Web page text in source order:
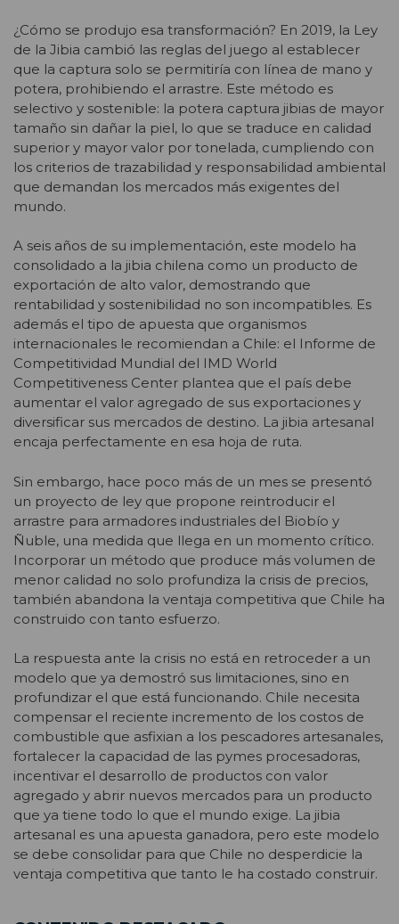
¿Cómo se produjo esa transformación? En 2019, la Ley
de la Jibia cambió las reglas del juego al establecer
que la captura solo se permitiría con línea de mano y
potera, prohibiendo el arrastre. Este método es
selectivo y sostenible: la potera captura jibias de mayor
tamaño sin dañar la piel, lo que se traduce en calidad
superior y mayor valor por tonelada, cumpliendo con
los criterios de trazabilidad y responsabilidad ambiental
que demandan los mercados más exigentes del
mundo.
A seis años de su implementación, este modelo ha
consolidado a la jibia chilena como un producto de
exportación de alto valor, demostrando que
rentabilidad y sostenibilidad no son incompatibles. Es
además el tipo de apuesta que organismos
internacionales le recomiendan a Chile: el Informe de
Competitividad Mundial del IMD World
Competitiveness Center plantea que el país debe
aumentar el valor agregado de sus exportaciones y
diversificar sus mercados de destino. La jibia artesanal
encaja perfectamente en esa hoja de ruta.
Sin embargo, hace poco más de un mes se presentó
un proyecto de ley que propone reintroducir el
arrastre para armadores industriales del Biobío y
Ñuble, una medida que llega en un momento crítico.
Incorporar un método que produce más volumen de
menor calidad no solo profundiza la crisis de precios,
también abandona la ventaja competitiva que Chile ha
construido con tanto esfuerzo.
La respuesta ante la crisis no está en retroceder a un
modelo que ya demostró sus limitaciones, sino en
profundizar el que está funcionando. Chile necesita
compensar el reciente incremento de los costos de
combustible que asfixian a los pescadores artesanales,
fortalecer la capacidad de las pymes procesadoras,
incentivar el desarrollo de productos con valor
agregado y abrir nuevos mercados para un producto
que ya tiene todo lo que el mundo exige. La jibia
artesanal es una apuesta ganadora, pero este modelo
se debe consolidar para que Chile no desperdicie la
ventaja competitiva que tanto le ha costado construir.